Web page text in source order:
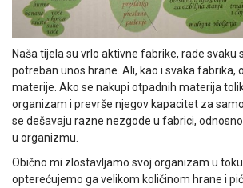
Naša tijela su vrlo aktivne fabrike, rade svaku
potreban unos hrane. Ali, kao i svaka fabrika,
materije. Ako se nakupi otpadnih materija
organizam i prevrše njegov kapacitet za
se dešavaju razne nezgode u fabrici,
u organizmu.
Obično mi zlostavljamo svoj organizam u
opterećujemo ga velikom količinom hrane i